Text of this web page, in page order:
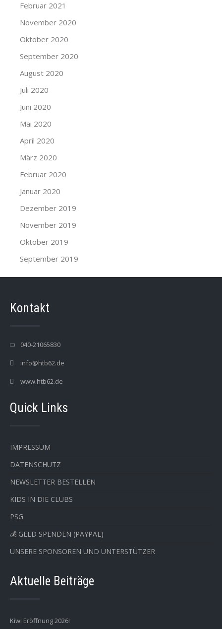
Februar 2021
November 2020
Oktober 2020
September 2020
August 2020
Juli 2020
Juni 2020
Mai 2020
April 2020
März 2020
Februar 2020
Januar 2020
Dezember 2019
November 2019
Oktober 2019
September 2019
Kontakt
040-21065830
info@htb62.de
www.htb62.de
Quick Links
IMPRESSUM
DATENSCHUTZ
NEWSLETTER BESTELLEN
KIDS IN DIE CLUBS
PSG
💰 GELD SPENDEN (PAYPAL)
UNSERE SPONSOREN UND UNTERSTÜTZER
Aktuelle Beiträge
Kiwi Eröffnung 2026!